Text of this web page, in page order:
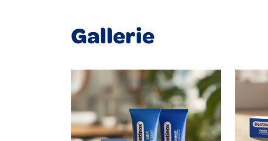
Gallerie